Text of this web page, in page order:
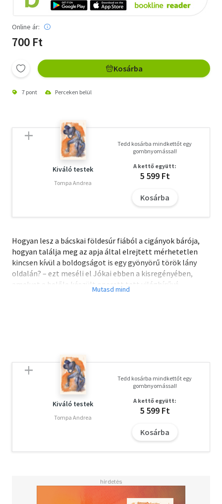
Online ár:
700 Ft
Kosárba
7 pont Perceken belül
Kiváló testek
Tompa Andrea
Tedd kosárba mindkettőt egy
gombnyomással!
A kettő együtt:
5 599 Ft
Kosárba
Hogyan lesz a bácskai földesúr fiából a cigányok bárója,
hogyan találja meg az apja által elrejtett mérhetetlen
kincsen kívül a boldogságot is egy gyönyörű török lány
oldalán? – ezt meséli el Jókai ebben a kisregényében,
amelyet a belőle készült operett tett világhírűvé.
Kiváló testek
Tompa Andrea
Tedd kosárba mindkettőt egy
gombnyomással!
A kettő együtt:
5 599 Ft
Kosárba